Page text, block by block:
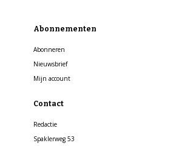
Abonnementen
Abonneren
Nieuwsbrief
Mijn account
Contact
Redactie
Spaklerweg 53